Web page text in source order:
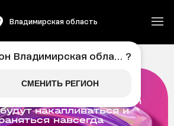
Владимирская область
ТАРИФЫ БЕЗ
ЗАДЕРЖЕК
гигабайты и
накапливаться и
навсегда
Владимирская область ?
СМЕНИТЬ РЕГИОН